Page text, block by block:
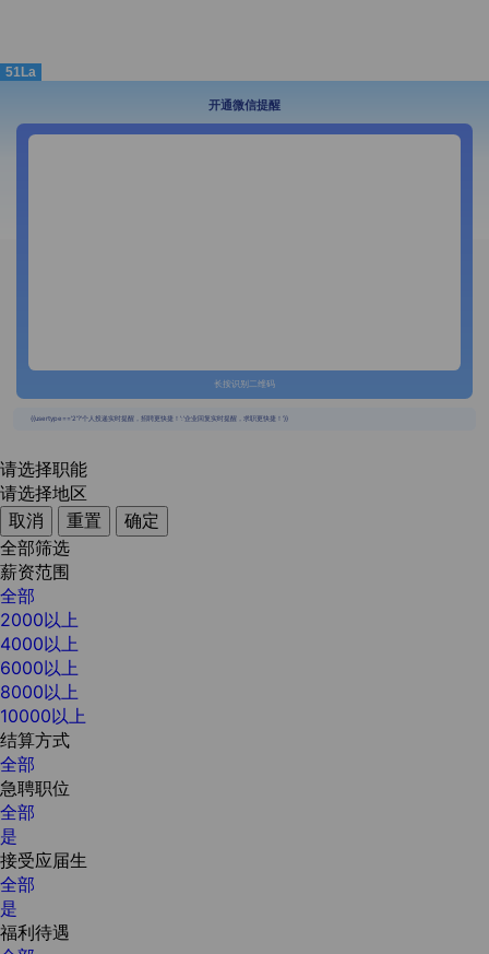
51La
开通微信提醒
长按识别二维码
{{usertype=='2'?'个人投递实时提醒，招聘更快捷！':'企业回复实时提醒，求职更快捷！'}}
请选择职能
请选择地区
取消
重置
确定
全部筛选
薪资范围
全部
2000以上
4000以上
6000以上
8000以上
10000以上
结算方式
全部
急聘职位
全部
是
接受应届生
全部
是
福利待遇